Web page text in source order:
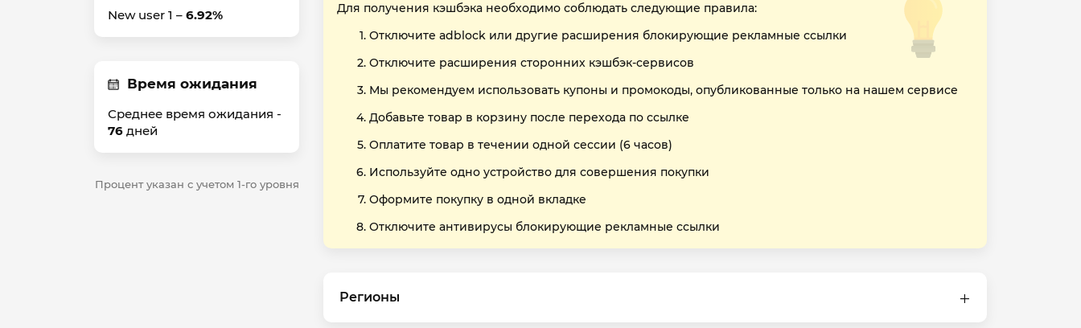
New user 1 – 6.92%
Время ожидания
Среднее время ожидания -
76 дней
Процент указан с учетом 1-го уровня
Для получения кэшбэка необходимо соблюдать следующие правила:
Отключите adblock или другие расширения блокирующие рекламные ссылки
Отключите расширения сторонних кэшбэк-сервисов
Мы рекомендуем использовать купоны и промокоды, опубликованные только на нашем сервисе
Добавьте товар в корзину после перехода по ссылке
Оплатите товар в течении одной сессии (6 часов)
Используйте одно устройство для совершения покупки
Оформите покупку в одной вкладке
Отключите антивирусы блокирующие рекламные ссылки
Регионы